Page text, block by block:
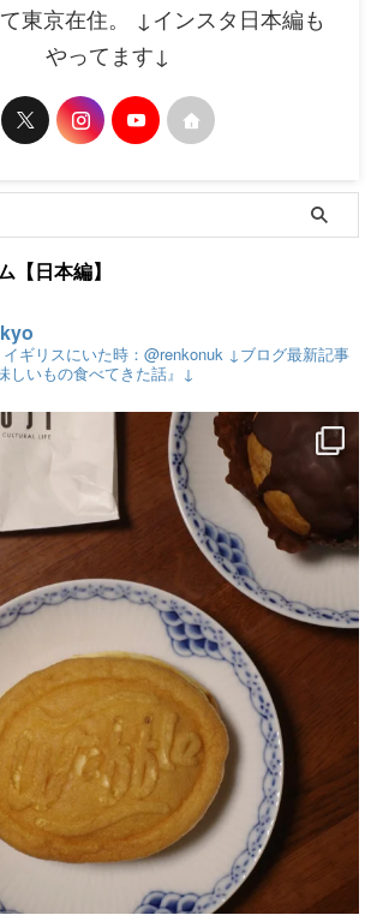
東京在住。 ↓インスタ日本編も
やってます↓
【日本編】
イギリスにいた時：@renkonuk ↓ブログ最新記事
しいもの食べてきた話』↓